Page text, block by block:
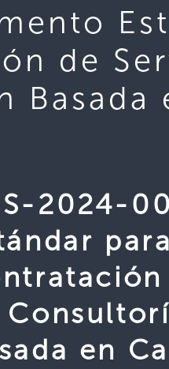
de
Basada
2024-
en